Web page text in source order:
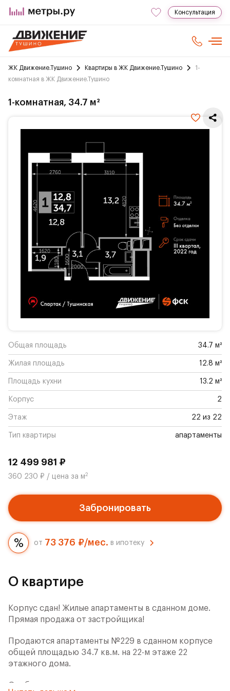
Консультация
ЖК Движение.Тушино Квартиры в ЖК Движение.Тушино
1-
комнатная в ЖК Движение.Тушино
1-комнатная, 34.7 м²
Общая площадь 34.7 м²
Жилая площадь 12.8 м²
Площадь кухни 13.2 м²
Корпус 2
Этаж 22 из 22
Тип квартиры апартаменты
12 499 981 ₽
360 230 ₽ / цена за м2
Забронировать
от 73 376 ₽/мес. в ипотеку
О квартире
Корпус сдан! Жилые апартаменты в сданном доме.
Прямая продажа от застройщика!
Продаются апартаменты №229 в сданном корпусе
общей площадью 34.7 кв.м. на 22-м этаже 22
этажного дома.
Особенности: